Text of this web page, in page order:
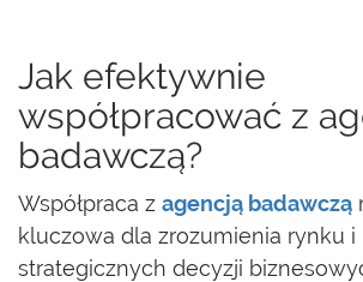
Jak efektywnie
współpracować z
badawczą?
Współpraca z agencją badawczą
kluczowa dla zrozumienia rynku
strategicznych decyzji